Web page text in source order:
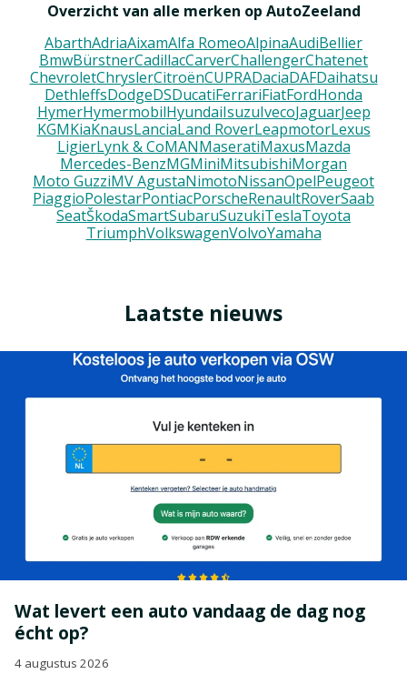
Overzicht van alle merken op AutoZeeland
AbarthAdriaAixamAlfa RomeoAlpinaAudiBellier
BmwBürstnerCadillacCarverChallengerChatenet
ChevroletChryslerCitroënCUPRADaciaDAFDaihatsu
DethleffsDodgeDSDucatiFerrariFiatFordHonda
HymerHymermobilHyundaiIsuzuIvecoJaguarJeep
KGMKiaKnausLanciaLand RoverLeapmotorLexus
LigierLynk & CoMANMaseratiMaxusMazda
Mercedes-BenzMGMiniMitsubishiMorgan
Moto GuzziMV AgustaNimotoNissanOpelPeugeot
PiaggioPolestarPontiacPorscheRenaultRoverSaab
SeatŠkodaSmartSubaruSuzukiTeslaToyota
TriumphVolkswagenVolvoYamaha
Laatste nieuws
Wat levert een auto vandaag de dag nog
écht op?
4 augustus 2026